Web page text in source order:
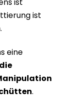
ist
eine
.